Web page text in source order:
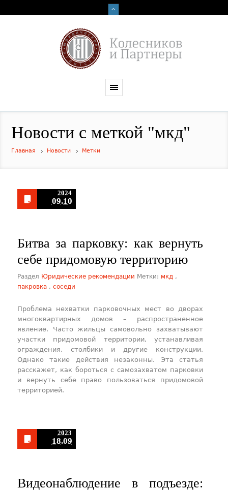
Новости с меткой "мкд"
Главная Новости Метки
2024
09.10
Битва за парковку: как вернуть
себе придомовую территорию
Раздел Юридические рекомендации Метки: мкд,
пакровка, соседи
Проблема нехватки парковочных мест во дворах
многоквартирных домов – распространенное
явление. Часто жильцы самовольно захватывают
участки придомовой территории, устанавливая
ограждения, столбики и другие конструкции.
Однако такие действия незаконны. Эта статья
расскажет, как бороться с самозахватом парковки
и вернуть себе право пользоваться придомовой
территорией.
2023
18.09
Видеонаблюдение в подъезде: